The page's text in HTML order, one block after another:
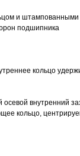
и
подшипника
кольцо
внутренний
кольцо,